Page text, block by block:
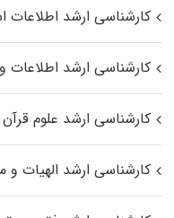
کارشناسی ارشد اطلاعات
کارشناسی ارشد
کارشناسی ارشد علوم
کارشناسی ارشد